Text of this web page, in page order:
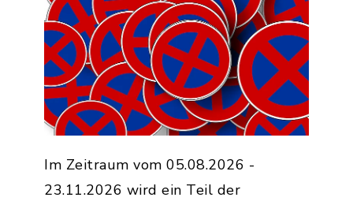
Im Zeitraum vom 05.08.2026 -
23.11.2026 wird ein Teil der